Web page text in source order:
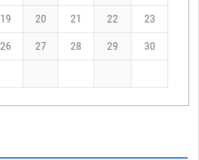
19 20 21 22 23
26 27 28 29 30